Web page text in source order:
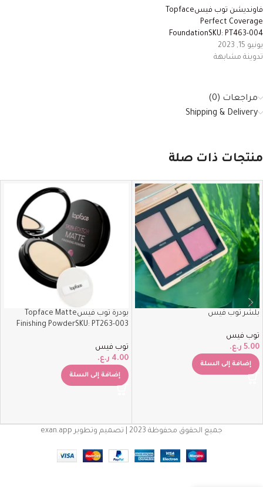
فاونديشن توب فيسTopface
Perfect Coverage
FoundationSKU: PT463-004
يونيو 15, 2023
تدوينة مشابهة
مراجعات (0)
Shipping & Delivery
منتجات ذات صلة
بلشر توب فيس
توب فيس
5.00 ر.ع.
إضافة إلى السلة
بودرة توب فيسTopface Matte
Finishing PowderSKU: PT263-003
توب فيس
4.00 ر.ع.
إضافة إلى السلة
جميع الحقوق محفوظة 2023 | تصميم وتطوير exan.app